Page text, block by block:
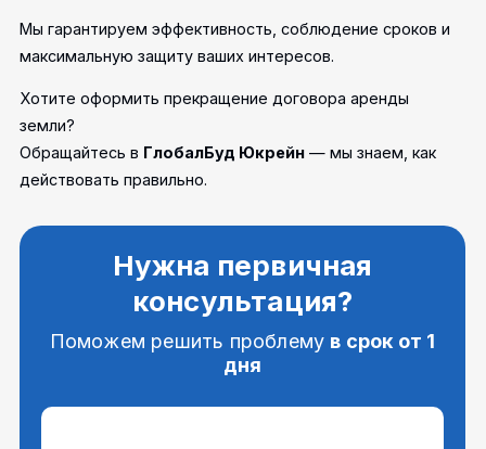
Мы гарантируем эффективность, соблюдение сроков и
максимальную защиту ваших интересов.
Хотите оформить прекращение договора аренды
земли?
Обращайтесь в ГлобалБуд Юкрейн — мы знаем, как
действовать правильно.
Нужна первичная
консультация?
Поможем решить проблему в срок от 1
дня